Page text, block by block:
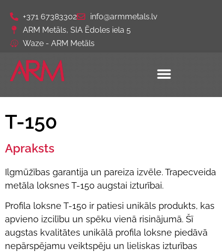
+371 67383302
info@armmetals.lv
ARM Metāls, SIA Ēdoles iela 5
Waze - ARM Metāls
T-150
Apraksts
Ilgmūžības garantija un pareiza izvēle. Trapecveida
metāla loksnes T-150 augstai izturībai.
Profila loksne T-150 ir patiesi unikāls produkts, kas
apvieno izcilību un spēku vienā risinājumā. Šī
augstas kvalitātes unikālā profila loksne piedāvā
nepārspējamu veiktspēju un lieliskas izturības